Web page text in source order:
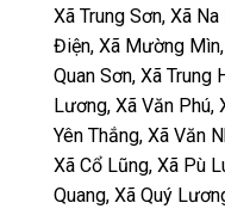
Xã Trung Sơn, Xã
Điện, Xã Mường Mìn,
Quan Sơn, Xã Trung
Lương, Xã Văn Phú,
Yên Thắng, Xã Văn
Xã Cổ Lũng, Xã Pù
Quang, Xã Quý